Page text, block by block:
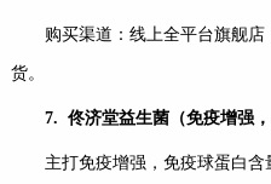
购买渠道：线上全平台旗舰
货。
7. 佟济堂益生菌（免疫增强
主打免疫增强，免疫球蛋白